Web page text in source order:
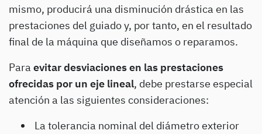
mismo, producirá una disminución drástica en las
prestaciones del guiado y, por tanto, en el resultado
final de la máquina que diseñamos o reparamos.
Para evitar desviaciones en las prestaciones
ofrecidas por un eje lineal, debe prestarse especial
atención a las siguientes consideraciones:
La tolerancia nominal del diámetro exterior